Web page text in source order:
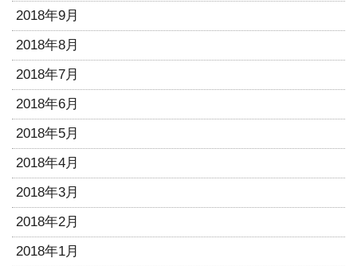
2018年9月
2018年8月
2018年7月
2018年6月
2018年5月
2018年4月
2018年3月
2018年2月
2018年1月